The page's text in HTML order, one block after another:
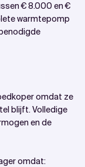
€ 8.000 en €
warmtepomp
omdat ze
blijft. Volledige
en de
omdat: